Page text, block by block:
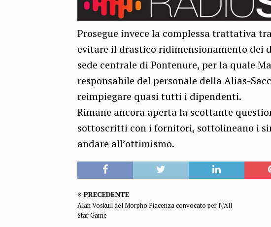
Prosegue invece la complessa trattativa
evitare il drastico ridimensionamento dei
sede centrale di Pontenure, per la quale
responsabile del personale della Alias-
reimpiegare quasi tutti i dipendenti.
Rimane ancora aperta la scottante
sottoscritti con i fornitori, sottolineano i
andare all’ottimismo.
PRECEDENTE
Alan Voskuil del Morpho Piacenza convocato per l\’All
Star Game